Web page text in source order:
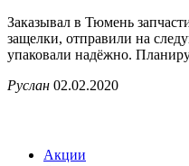
Заказывал в Тюмень
защелки, отправили на
упаковали надёжно.
Руслан 02.02.2020
Акции